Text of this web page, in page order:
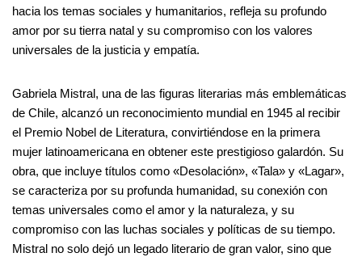
hacia los temas sociales y humanitarios, refleja su profundo
amor por su tierra natal y su compromiso con los valores
universales de la justicia y empatía.
Gabriela Mistral, una de las figuras literarias más emblemáticas
de Chile, alcanzó un reconocimiento mundial en 1945 al recibir
el Premio Nobel de Literatura, convirtiéndose en la primera
mujer latinoamericana en obtener este prestigioso galardón. Su
obra, que incluye títulos como «Desolación», «Tala» y «Lagar»,
se caracteriza por su profunda humanidad, su conexión con
temas universales como el amor y la naturaleza, y su
compromiso con las luchas sociales y políticas de su tiempo.
Mistral no solo dejó un legado literario de gran valor, sino que